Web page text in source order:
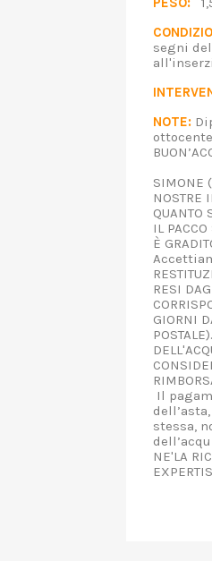
segni
NOTE:
NOSTRE
QUANTO
IL PACCO
È
RESI
GIORNI
Il
stessa,
NE'LA